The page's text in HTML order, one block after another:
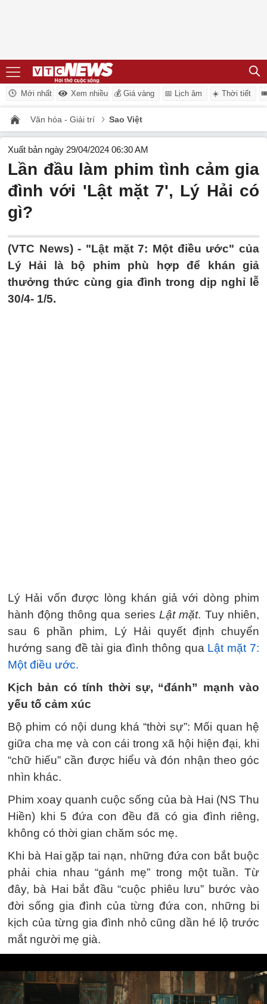
Mới nhất Xem nhiều 💰 Giá vàng 📅 Lịch âm ☀️ Thời tiết
Văn hóa - Giải trí Sao Việt
Xuất bản ngày 29/04/2024 06:30 AM
Lần đầu làm phim tình cảm gia
đình với 'Lật mặt 7', Lý Hải có
gì?
(VTC News) - "Lật mặt 7: Một điều ước" của
Lý Hải là bộ phim phù hợp để khán giả
thưởng thức cùng gia đình trong dịp nghỉ lễ
30/4- 1/5.
Lý Hải vốn được lòng khán giả với dòng phim
hành động thông qua series Lật mặt. Tuy nhiên,
sau 6 phần phim, Lý Hải quyết định chuyển
hướng sang đề tài gia đình thông qua Lật mặt 7:
Một điều ước.
Kịch bản có tính thời sự, “đánh” mạnh vào
yếu tố cảm xúc
Bộ phim có nội dung khá “thời sự”: Mối quan hệ
giữa cha mẹ và con cái trong xã hội hiện đại, khi
“chữ hiếu” cần được hiểu và đón nhận theo góc
nhìn khác.
Phim xoay quanh cuộc sống của bà Hai (NS Thu
Hiền) khi 5 đứa con đều đã có gia đình riêng,
không có thời gian chăm sóc mẹ.
Khi bà Hai gặp tai nạn, những đứa con bắt buộc
phải chia nhau “gánh mẹ” trong một tuần. Từ
đây, bà Hai bắt đầu “cuộc phiêu lưu” bước vào
đời sống gia đình của từng đứa con, những bi
kịch của từng gia đình nhỏ cũng dần hé lộ trước
mắt người mẹ già.